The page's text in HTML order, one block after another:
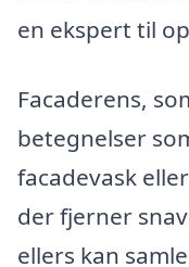
en ekspert til
Facaderens,
betegnelser
facadevask
der fjerner
ellers kan